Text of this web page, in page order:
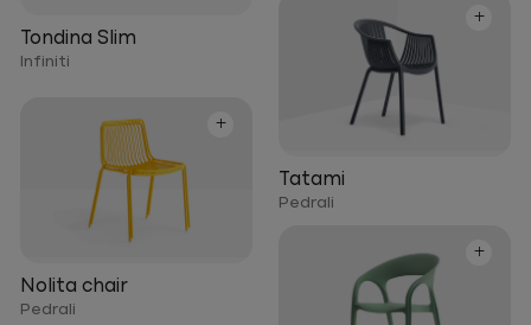
Tondina Slim
Infiniti
+
Tatami
Pedrali
+
Nolita chair
Pedrali
+